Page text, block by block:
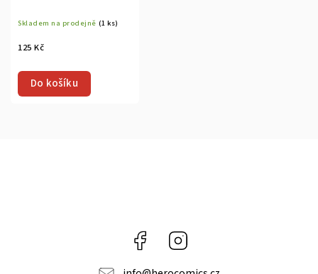
Skladem na prodejně (1 ks)
125 Kč
Do košíku
Facebook